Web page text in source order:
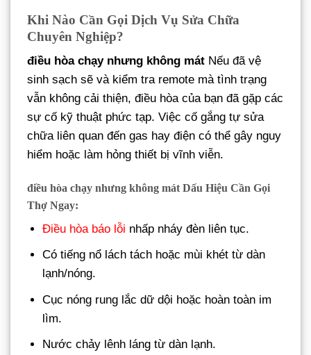
Khi Nào Cần Gọi Dịch Vụ Sửa Chữa
Chuyên Nghiệp?
điều hòa chạy nhưng không mát Nếu đã vệ
sinh sạch sẽ và kiểm tra remote mà tình trạng
vẫn không cải thiện, điều hòa của bạn đã gặp các
sự cố kỹ thuật phức tạp. Việc cố gắng tự sửa
chữa liên quan đến gas hay điện có thể gây nguy
hiểm hoặc làm hỏng thiết bị vĩnh viễn.
điều hòa chạy nhưng không mát Dấu Hiệu Cần Gọi
Thợ Ngay:
Điều hòa báo lỗi nhấp nháy đèn liên tục.
Có tiếng nổ lách tách hoặc mùi khét từ dàn
lạnh/nóng.
Cục nóng rung lắc dữ dội hoặc hoàn toàn im
lìm.
Nước chảy lênh láng từ dàn lạnh.